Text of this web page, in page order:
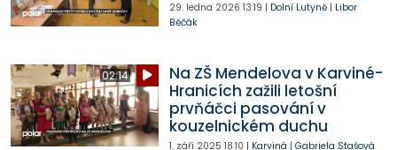
29. ledna 2026 13:19 | Dolní Lutyně| Libor
Běčák
02:14
Na ZŠ Mendelova v Karviné-
Hranicích zažili letošní
prvňáčci pasování v
kouzelnickém duchu
1. září 2025 18:10 | Karviná | Gabriela Stašová